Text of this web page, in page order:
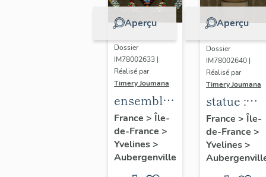
Aperçu
Dossier
IM78002633 |
Réalisé par
Timery Joumana
ensemble
de 10
verrières
France > Île-
de-France >
Yvelines>
Aubergenville
Aperçu
Dossier
IM78002640 |
Réalisé par
Timery Joumana
statue :
Sainte-
Thérèse
de
Jésus
France > Île-
de-France >
Yvelines>